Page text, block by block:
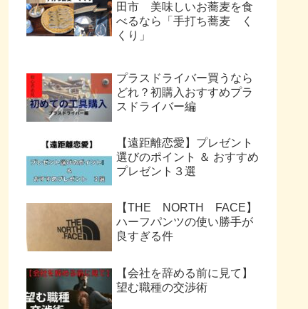
田市 美味しいお蕎麦を食
べるなら「手打ち蕎麦 く
くり」
プラスドライバー買うなら
どれ？初購入おすすめプラ
スドライバー編
【遠距離恋愛】プレゼント
選びのポイント ＆ おすすめ
プレゼント３選
【THE NORTH FACE】
ハーフパンツの使い勝手が
良すぎる件
【会社を辞める前に見て】
望む職種の交渉術